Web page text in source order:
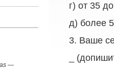
—
г) от 35
д) более
3. Ваше
_